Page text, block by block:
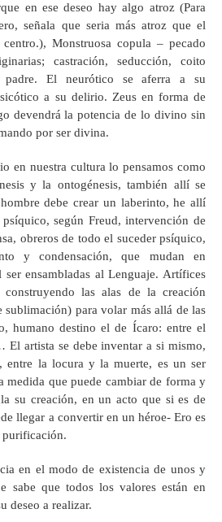
en ese deseo hay algo atroz (Para
señala que seria más atroz que el
Monstruosa copula – pecado
castración, seducción, coito
padre. El neurótico se aferra a su
a su delirio. Zeus en forma de
devendrá la potencia de lo divino sin
por ser divina.
en nuestra cultura lo pensamos como
y la ontogénesis, también allí se
debe crear un laberinto, he allí
según Freud, intervención de
obreros de todo el suceder psíquico,
y condensación, que mudan en
ensambladas al Lenguaje. Artífices
las alas de la creación
sublimación) para volar más allá de las
humano destino el de Ícaro: entre el
artista se debe inventar a si mismo,
entre la locura y la muerte, es un ser
medida que puede cambiar de forma y
su creación, en un acto que si es de
llegar a convertir en un héroe- Ero es
purificación.
en el modo de existencia de unos y
sabe que todos los valores están en
deseo a realizar.